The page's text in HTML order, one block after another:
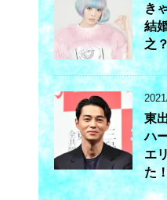
き
結
之
東
ハ
エ
た